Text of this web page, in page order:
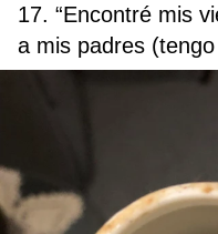
17. “Encontré mis
a mis padres (tengo